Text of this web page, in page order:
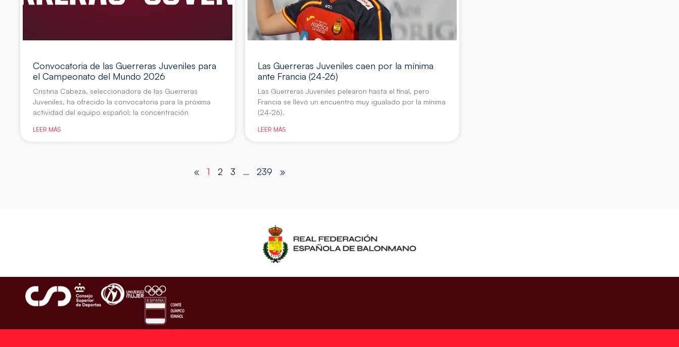
Convocatoria de las Guerreras Juveniles para
el Campeonato del Mundo 2026
Cristina Cabeza, seleccionadora de las Guerreras
Juveniles, ha ofrecido la convocatoria para la próxima
actividad del equipo español; la concentración
LEER MÁS
Las Guerreras Juveniles caen por la mínima
ante Francia (24-26)
Las Guerreras Juveniles pelearon hasta el final, pero
Francia se llevó un encuentro muy igualado por la mínima
(24-26).
LEER MÁS
« 1 2 3 … 239 »